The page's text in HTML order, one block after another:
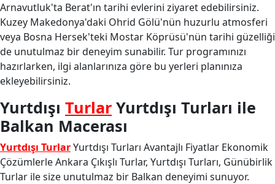
Arnavutluk'ta Berat'ın tarihi evlerini ziyaret edebilirsiniz.
Kuzey Makedonya'daki Ohrid Gölü'nün huzurlu atmosferi
veya Bosna Hersek'teki Mostar Köprüsü'nün tarihi güzelliği
de unutulmaz bir deneyim sunabilir. Tur programınızı
hazırlarken, ilgi alanlarınıza göre bu yerleri planınıza
ekleyebilirsiniz.
Yurtdışı Turlar Yurtdışı Turları ile
Balkan Macerası
Yurtdışı TurlarYurtdışı Turları Avantajlı Fiyatlar Ekonomik
Çözümlerle Ankara Çıkışlı Turlar, Yurtdışı Turları, Günübirlik
Turlar ile size unutulmaz bir Balkan deneyimi sunuyor.